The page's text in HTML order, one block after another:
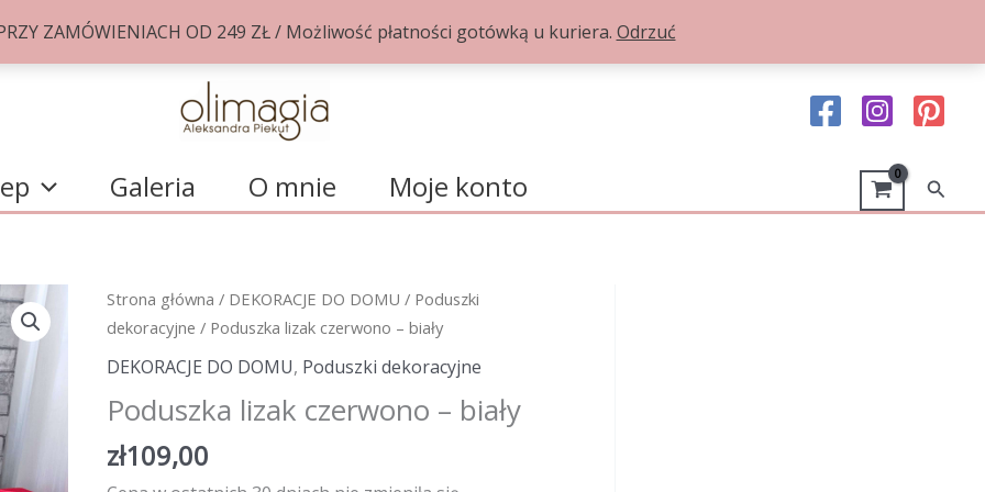
ZAMÓWIENIACH OD 249 ZŁ / Możliwość płatności gotówką u kuriera. Odrzuć
Galeria O mnie Moje konto Szukaj
Strona główna / DEKORACJE DO DOMU / Poduszki
dekoracyjne / Poduszka lizak czerwono – biały
DEKORACJE DO DOMU, Poduszki dekoracyjne
Poduszka lizak czerwono – biały
zł109,00